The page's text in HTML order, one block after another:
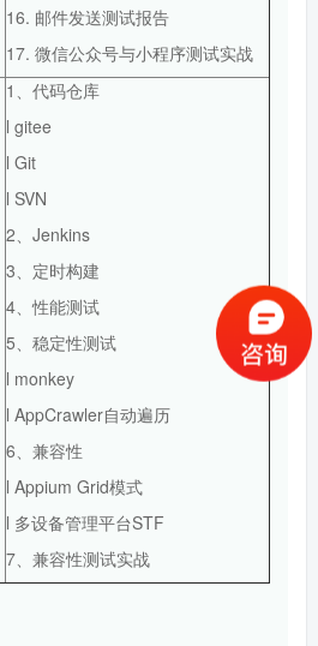
16. 邮件发送测试报告
17. 微信公众号与小程序测试实战
1、代码仓库
l gitee
l Git
l SVN
2、Jenkins
3、定时构建
4、性能测试
5、稳定性测试
l monkey
l AppCrawler自动遍历
6、兼容性
l Appium Grid模式
l 多设备管理平台STF
7、兼容性测试实战